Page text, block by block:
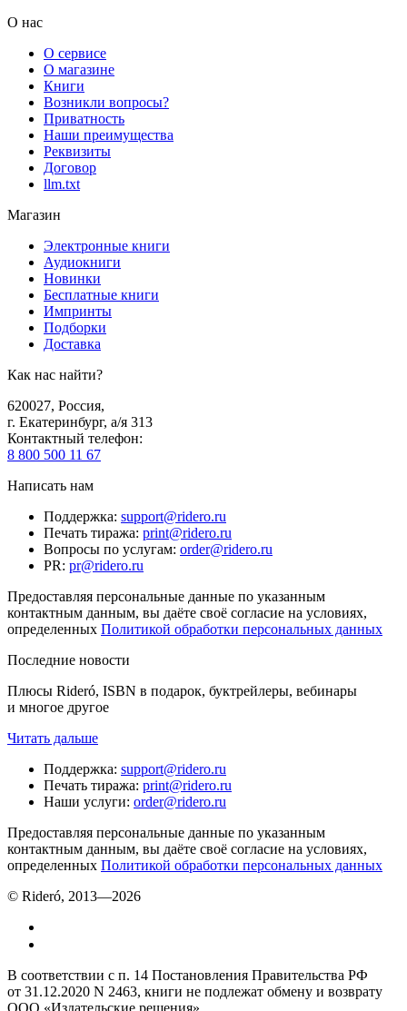
О нас
О сервисе
О магазине
Книги
Возникли вопросы?
Приватность
Наши преимущества
Реквизиты
Договор
llm.txt
Магазин
Электронные книги
Аудиокниги
Новинки
Бесплатные книги
Импринты
Подборки
Доставка
Как нас найти?
620027, Россия,
г. Екатеринбург, а/я 313
Контактный телефон:
8 800 500 11 67
Написать нам
Поддержка: support@ridero.ru
Печать тиража: print@ridero.ru
Вопросы по услугам: order@ridero.ru
PR: pr@ridero.ru
Предоставляя персональные данные по указанным
контактным данным, вы даёте своё согласие на условиях,
определенных Политикой обработки персональных данных
Последние новости
Плюсы Rideró, ISBN в подарок, буктрейлеры, вебинары
и многое другое
Читать дальше
Поддержка: support@ridero.ru
Печать тиража: print@ridero.ru
Наши услуги: order@ridero.ru
Предоставляя персональные данные по указанным
контактным данным, вы даёте своё согласие на условиях,
определенных Политикой обработки персональных данных
© Rideró, 2013—2026
В соответствии с п. 14 Постановления Правительства РФ
от 31.12.2020 N 2463, книги не подлежат обмену и возврату
ООО «Издательские решения»